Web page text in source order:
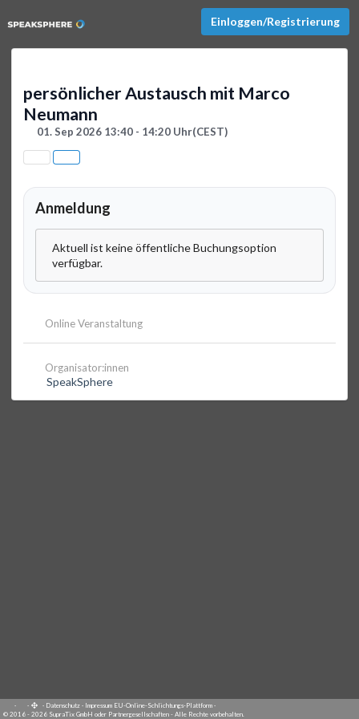
Einloggen/Registrierung
persönlicher Austausch mit Marco
Neumann
01. Sep 2026 13:40 - 14:20 Uhr(CEST)
Anmeldung
Aktuell ist keine öffentliche Buchungsoption
verfügbar.
Online Veranstaltung
Organisator:innen
SpeakSphere
· · · Datenschutz · Impressum EU-Online-Schlichtungs-Plattform ·
© 2016 - 2026 SupraTix GmbH oder Partnergesellschaften - Alle Rechte vorbehalten.